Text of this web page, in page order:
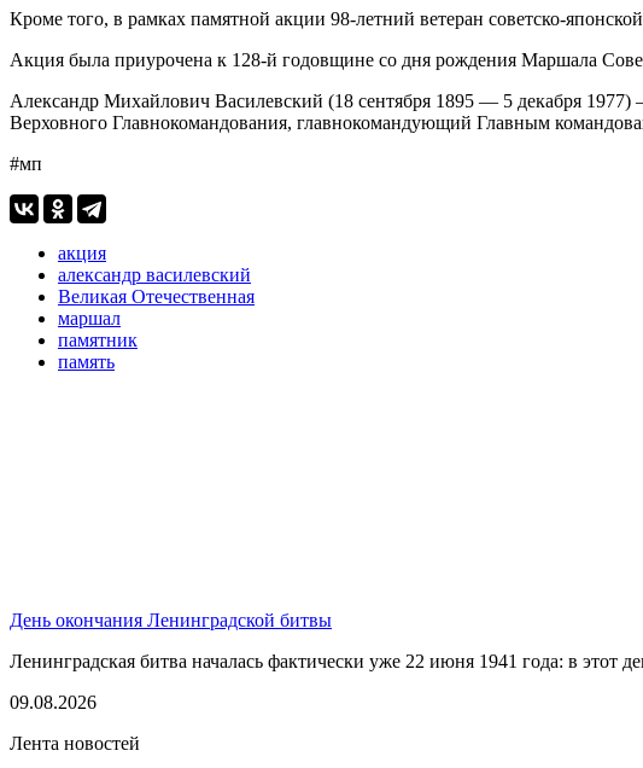
Кроме того, в рамках памятной акции 98-летний ветеран советско-
Акция была приурочена к 128-й годовщине со дня рождения Маршала
Александр Михайлович Василевский (18 сентября 1895 — 5 декабря
Верховного Главнокомандования, главнокомандующий Главным
#мп
акция
александр василевский
Великая Отечественная
маршал
памятник
память
День окончания Ленинградской битвы
Ленинградская битва началась фактически уже 22 июня 1941 года: в этот
09.08.2026
Лента новостей